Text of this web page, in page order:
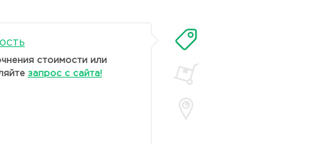
стоимости или
запрос с сайта!